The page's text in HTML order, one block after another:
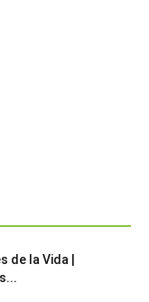
de la Vida |